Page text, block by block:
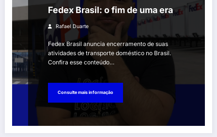
Fedex Brasil: o fim de uma era
Rafael Duarte
Fedex Brasil anuncia encerramento de suas
atividades de transporte doméstico no Brasil.
Confira esse conteúdo…
Consulte mais informação